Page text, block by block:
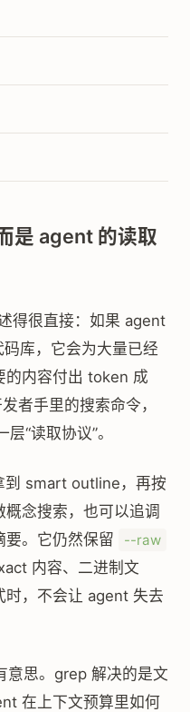
是 agent 的读取
得很直接：如果 agent
码库，它会为大量已经
的内容付出 token 成
者手里的搜索命令，
“读取协议”。
到 smart outline，再按
念搜索，也可以追调
要。它仍然保留
--raw
内容、二进制文
时，不会让 agent 失去
意思。grep 解决的是文
在上下文预算里如何